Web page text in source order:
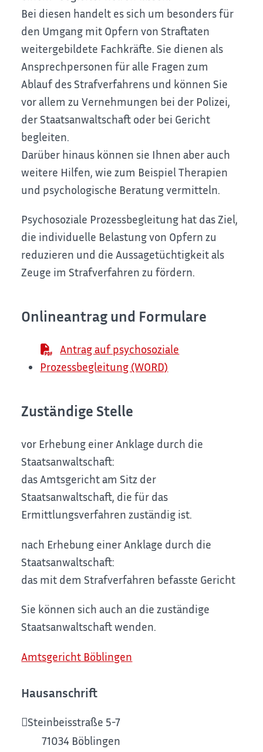
Bei diesen handelt es sich um besonders für
den Umgang mit Opfern von Straftaten
weitergebildete Fachkräfte. Sie dienen als
Ansprechpersonen für alle Fragen zum
Ablauf des Strafverfahrens und können Sie
vor allem zu Vernehmungen bei der Polizei,
der Staatsanwaltschaft oder bei Gericht
begleiten.
Darüber hinaus können sie Ihnen aber auch
weitere Hilfen, wie zum Beispiel Therapien
und psychologische Beratung vermitteln.
Psychosoziale Prozessbegleitung hat das Ziel,
die individuelle Belastung von Opfern zu
reduzieren und die Aussagetüchtigkeit als
Zeuge im Strafverfahren zu fördern.
Onlineantrag und Formulare
Antrag auf psychosoziale
Prozessbegleitung (WORD)
Zuständige Stelle
vor Erhebung einer Anklage durch die
Staatsanwaltschaft:
das Amtsgericht am Sitz der
Staatsanwaltschaft, die für das
Ermittlungsverfahren zuständig ist.
nach Erhebung einer Anklage durch die
Staatsanwaltschaft:
das mit dem Strafverfahren befasste Gericht
Sie können sich auch an die zuständige
Staatsanwaltschaft wenden.
Amtsgericht Böblingen
Hausanschrift
Steinbeisstraße 5-7
71034 Böblingen